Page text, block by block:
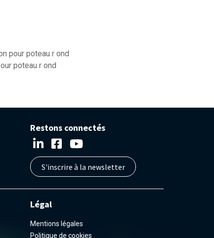
pour poteau r ond
poteau r ond
Restons connectés
S'inscrire à la newsletter
Légal
Mentions légales
Politique de cookies